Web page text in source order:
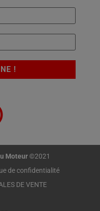
Moteur©2021
de confidentialité
DE VENTE